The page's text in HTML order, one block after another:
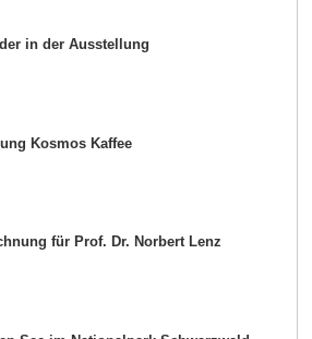
in der Ausstellung
Kosmos Kaffee
für Prof. Dr. Norbert Lenz